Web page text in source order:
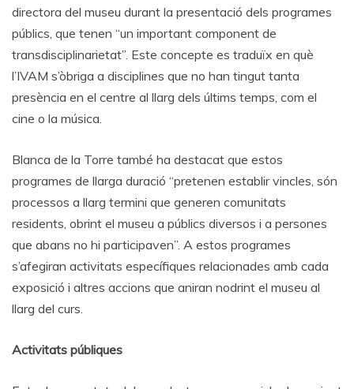
directora del museu durant la presentació dels programes
públics, que tenen “un important component de
transdisciplinarietat”. Este concepte es traduïx en què
l’IVAM s’òbriga a disciplines que no han tingut tanta
presència en el centre al llarg dels últims temps, com el
cine o la música.
Blanca de la Torre també ha destacat que estos
programes de llarga duració “pretenen establir vincles, són
processos a llarg termini que generen comunitats
residents, obrint el museu a públics diversos i a persones
que abans no hi participaven”. A estos programes
s’afegiran activitats específiques relacionades amb cada
exposició i altres accions que aniran nodrint el museu al
llarg del curs.
Activitats públiques